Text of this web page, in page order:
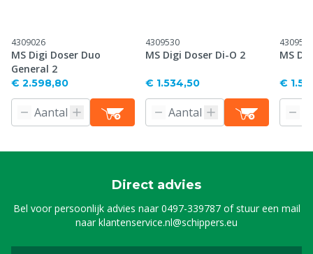
4309026
MS Digi Doser Duo
General 2
€ 2.598,80
4309530
MS Digi Doser Di-O 2
€ 1.534,50
4309535
MS
€
Direct advies
Bel voor persoonlijk advies naar0497-339787of stuur een mail
naarklantenservice.nl@schippers.eu